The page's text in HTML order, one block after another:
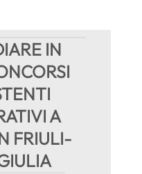
IN
A
FRIULI-